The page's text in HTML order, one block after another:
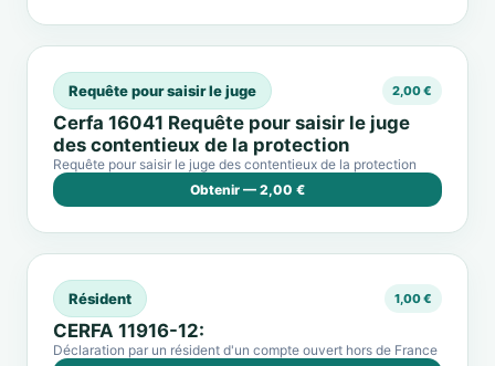
Requête pour saisir le juge 2,00 €
Cerfa 16041 Requête pour saisir le juge
des contentieux de la protection
Requête pour saisir le juge des contentieux de la protection
Obtenir — 2,00 €
Résident 1,00 €
CERFA 11916-12:
Déclaration par un résident d'un compte ouvert hors de France